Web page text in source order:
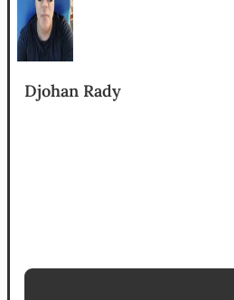
Djohan Rady